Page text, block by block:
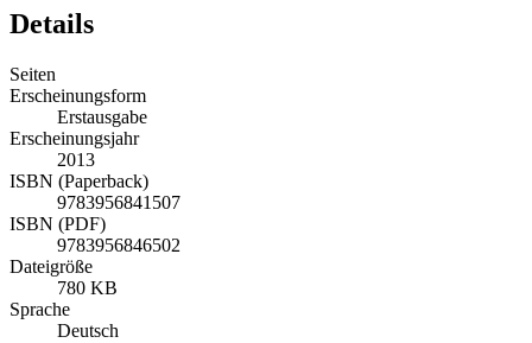
[58] Vgl. Stoffl S. 65
Details
Erscheinungsform
Erstausgabe
Erscheinungsjahr
2013
ISBN (Paperback)
9783956841507
ISBN (PDF)
9783956846502
Dateigröße
780 KB